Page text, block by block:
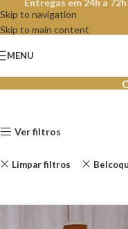
Skip to navigation
Skip to main content
Entregas em 24h a
MENU
Ver filtros
Limpar filtros